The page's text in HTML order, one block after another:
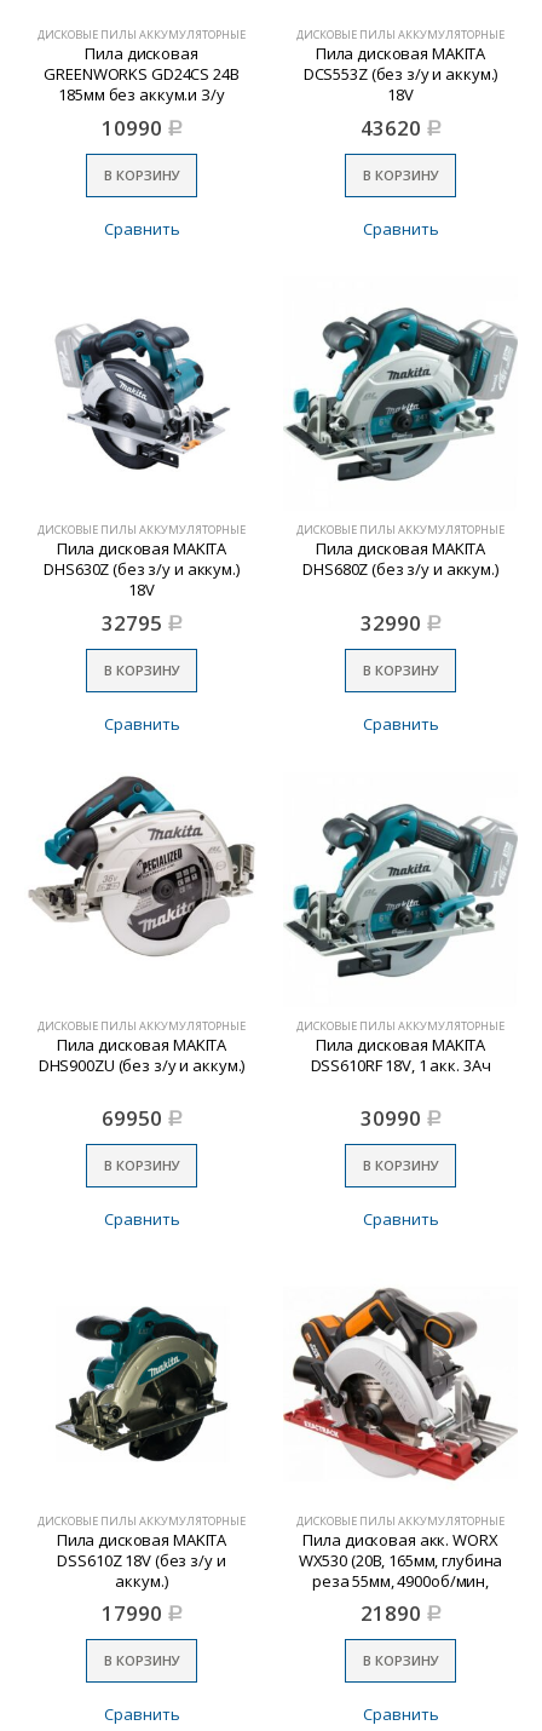
ДИСКОВЫЕ ПИЛЫ АККУМУЛЯТОРНЫЕ
Пила дисковая
GREENWORKS GD24CS 24B
185мм без аккум.и З/у
10990 Р
В КОРЗИНУ
Сравнить
ДИСКОВЫЕ ПИЛЫ АККУМУЛЯТОРНЫЕ
Пила дисковая MAKITA
DCS553Z (без з/у и аккум.)
18V
43620 Р
В КОРЗИНУ
Сравнить
ДИСКОВЫЕ ПИЛЫ АККУМУЛЯТОРНЫЕ
Пила дисковая MAKITA
DHS630Z (без з/у и аккум.)
18V
32795 Р
В КОРЗИНУ
Сравнить
ДИСКОВЫЕ ПИЛЫ АККУМУЛЯТОРНЫЕ
Пила дисковая MAKITA
DHS680Z (без з/у и аккум.)
32990 Р
В КОРЗИНУ
Сравнить
ДИСКОВЫЕ ПИЛЫ АККУМУЛЯТОРНЫЕ
Пила дисковая MAKITA
DHS900ZU (без з/у и аккум.)
69950 Р
В КОРЗИНУ
Сравнить
ДИСКОВЫЕ ПИЛЫ АККУМУЛЯТОРНЫЕ
Пила дисковая MAKITA
DSS610RF 18V, 1 акк. 3Ач
30990 Р
В КОРЗИНУ
Сравнить
ДИСКОВЫЕ ПИЛЫ АККУМУЛЯТОРНЫЕ
Пила дисковая MAKITA
DSS610Z 18V (без з/у и
аккум.)
17990 Р
В КОРЗИНУ
Сравнить
ДИСКОВЫЕ ПИЛЫ АККУМУЛЯТОРНЫЕ
Пила дисковая акк. WORX
WX530 (20В, 165мм, глубина
реза 55мм, 4900об/мин,
1АКБх2,0Ач и ЗУ)
21890 Р
В КОРЗИНУ
Сравнить